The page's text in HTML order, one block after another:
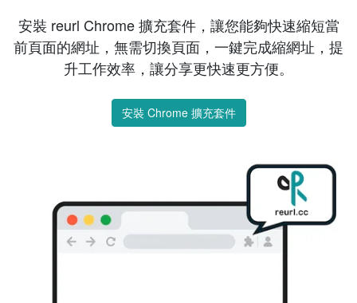
安裝 reurl Chrome 擴充套件，讓您能夠快速縮短當
前頁面的網址，無需切換頁面，一鍵完成縮網址，提
升工作效率，讓分享更快速更方便。
安裝 Chrome 擴充套件